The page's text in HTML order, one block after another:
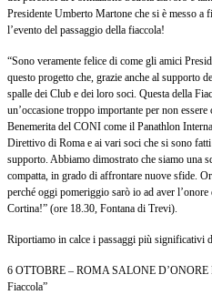
Presidente Umberto Martone che si è messo a
l’evento del passaggio della fiaccola!
“Sono veramente felice di come gli amici
questo progetto che, grazie anche al supporto
spalle dei Club e dei loro soci. Questa della
un’occasione troppo importante per non
Benemerita del CONI come il Panathlon
Direttivo di Roma e ai vari soci che si sono
supporto. Abbiamo dimostrato che siamo una
compatta, in grado di affrontare nuove sfide.
perché oggi pomeriggio sarò io ad aver
Cortina!” (ore 18.30, Fontana di Trevi).
Riportiamo in calce i passaggi più significativi
6 OTTOBRE – ROMA SALONE D’ONORE
Fiaccola”